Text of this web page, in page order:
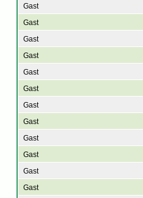
Gast
Gast
Gast
Gast
Gast
Gast
Gast
Gast
Gast
Gast
Gast
Gast